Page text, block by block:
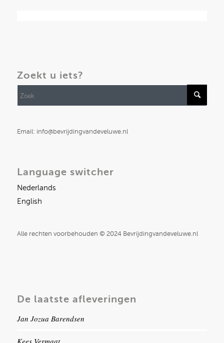
Zoekt u iets?
Email: info@bevrijdingvandeveluwe.nl
Language switcher
Nederlands
English
Alle rechten voorbehouden © 2024 Bevrijdingvandeveluwe.nl
De laatste afleveringen
Jan Jozua Barendsen